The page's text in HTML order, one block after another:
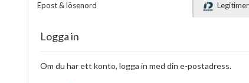
Epost & lösenord
Logga in
Om du har ett konto, logga in med din e-postadress.